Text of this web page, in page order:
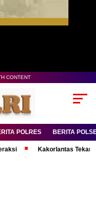
CONTENT
POLRES BERITA
Kakorlantas Tekankan